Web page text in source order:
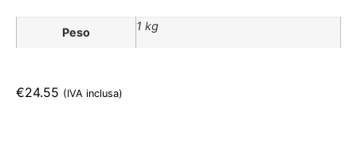
Peso 1 kg
€24.55 (IVA inclusa)